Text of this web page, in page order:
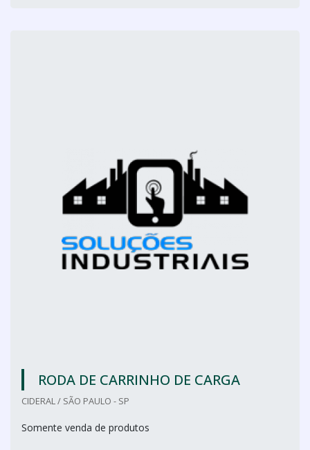
RODA DE CARRINHO DE CARGA
CIDERAL / SÃO PAULO - SP
Somente venda de produtos